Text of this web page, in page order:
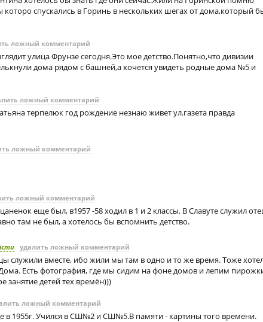
спускались в Горинь в нескольких шегах от дома,который
ложный комментарий
улица Фрунзе сегодня.Это мое детство.Понятно,что дивизии
дома рядом с башней,а хочется увидеть родные дома №5 и
ложный комментарий
терпелюк год рождение незнаю живет ул.газета правда
ложный комментарий
ложный комментарий
еще был, в1957 -58 ходил в 1 и 2 классы. В Славуте служил
там не был, а хотелось бы вспомнить детство.
удалить ложный комментарий
служили вместе, ибо жили мы там в одно и то же время. Тоже
Есть фотография, где мы сидим на фоне домов и лепим
занятие детей тех времён)))
ложный комментарий
в 1955г. Учился в СШ№2 и СШ№5.В памяти - картины того времени.